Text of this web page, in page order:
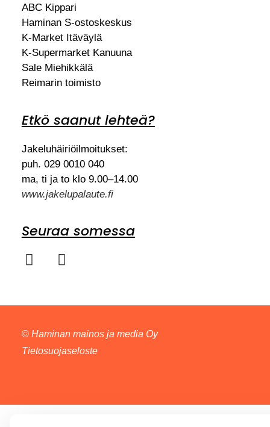
ABC Kippari
Haminan S-ostoskeskus
K-Market Itäväylä
K-Supermarket Kanuuna
Sale Miehikkälä
Reimarin toimisto
Etkö saanut lehteä?
Jakeluhäiriöilmoitukset:
puh. 029 0010 040
ma, ti ja to klo 9.00–14.00
www.jakelupalaute.fi
Seuraa somessa
© Haminan mainos ja media Oy
Tietosuojaseloste